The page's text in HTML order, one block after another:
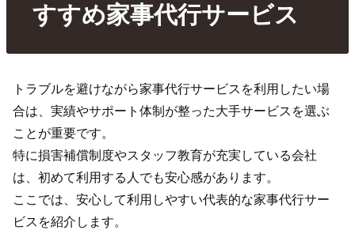
すすめ家事代行サービス
トラブルを避けながら家事代行サービスを利用したい場
合は、実績やサポート体制が整った大手サービスを選ぶ
ことが重要です。
特に損害補償制度やスタッフ教育が充実している会社
は、初めて利用する人でも安心感があります。
ここでは、安心して利用しやすい代表的な家事代行サー
ビスを紹介します。